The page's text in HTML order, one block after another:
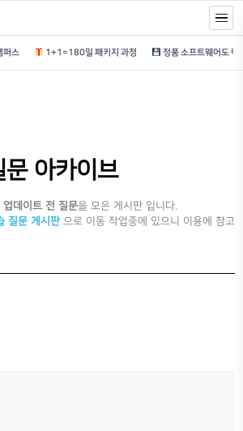
터스 캠퍼스 1+1=180일 패키지 과정
아카이브
업데이트 전 질문을 모은 게시판 입니다.
질문 게시판 으로 이동 작업중에 있으니 이용에 참고